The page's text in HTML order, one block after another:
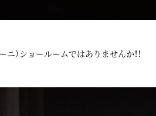
）ショールームではありませんか！！